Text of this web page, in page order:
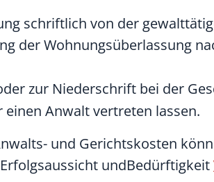
schriftlich von der
der Wohnungsüberlassung
zur Niederschrift bei der
Anwalt vertreten lassen.
und Gerichtskosten
undBedürftigkeit